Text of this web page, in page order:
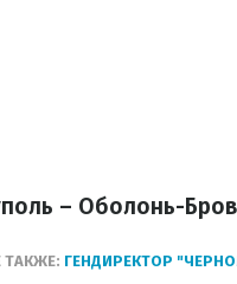
– Оболонь-
ТАКЖЕ: ГЕНДИРЕКТОР